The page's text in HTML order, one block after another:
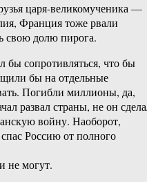
царя-великомученика —
Франция тоже рвали
свою долю пирога.
сопротивляться, что бы
бы на отдельные
Погибли миллионы, да,
развал страны, не он
войну. Наоборот,
Россию от полного
не могут.